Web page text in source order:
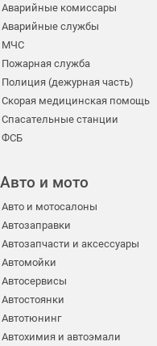
Аварийные комиссары
Аварийные службы
МЧС
Пожарная служба
Полиция (дежурная часть)
Скорая медицинская помощь
Спасательные станции
ФСБ
Авто и мото
Авто и мотосалоны
Автозаправки
Автозапчасти и аксессуары
Автомойки
Автосервисы
Автостоянки
Автотюнинг
Автохимия и автоэмали